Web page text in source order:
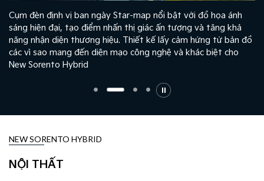
Cụm đèn định vị ban ngày Star-map nổi bật với đồ họa ánh
sáng hiện đại, tạo điểm nhấn thị giác ấn tượng và tăng khả
năng nhận diện thương hiệu. Thiết kế lấy cảm hứng từ bản đồ
các vì sao mang đến diện mạo công nghệ và khác biệt cho
New Sorento Hybrid
NEW SORENTO HYBRID
NỘI THẤT